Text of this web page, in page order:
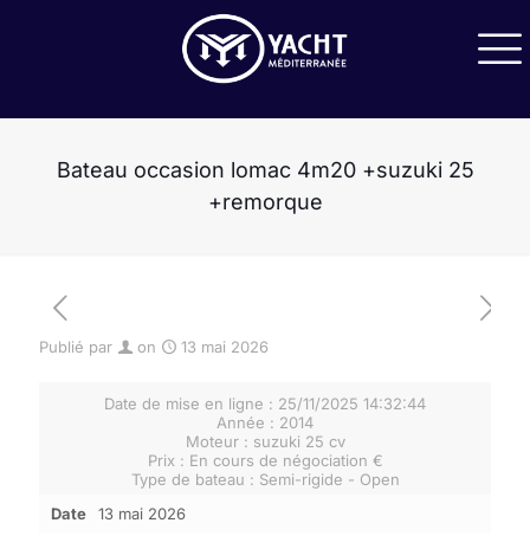
Bateau occasion lomac 4m20 +suzuki 25
+remorque
Publié par on
13 mai 2026
Date de mise en ligne : 25/11/2025 14:32:44
Année : 2014
Moteur : suzuki 25 cv
Prix : En cours de négociation €
Type de bateau : Semi-rigide - Open
Date
13 mai 2026